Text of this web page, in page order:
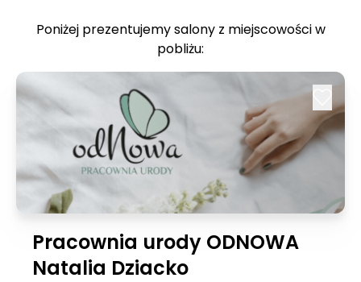
Poniżej prezentujemy salony z miejscowości w
pobliżu:
Pracownia urody ODNOWA
Natalia Dziacko